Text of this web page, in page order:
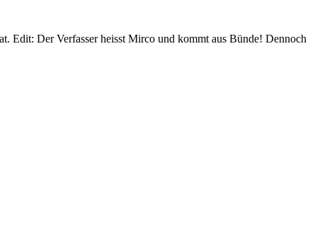
Edit: Der Verfasser heisst Mirco und kommt aus Bünde! Dennoch